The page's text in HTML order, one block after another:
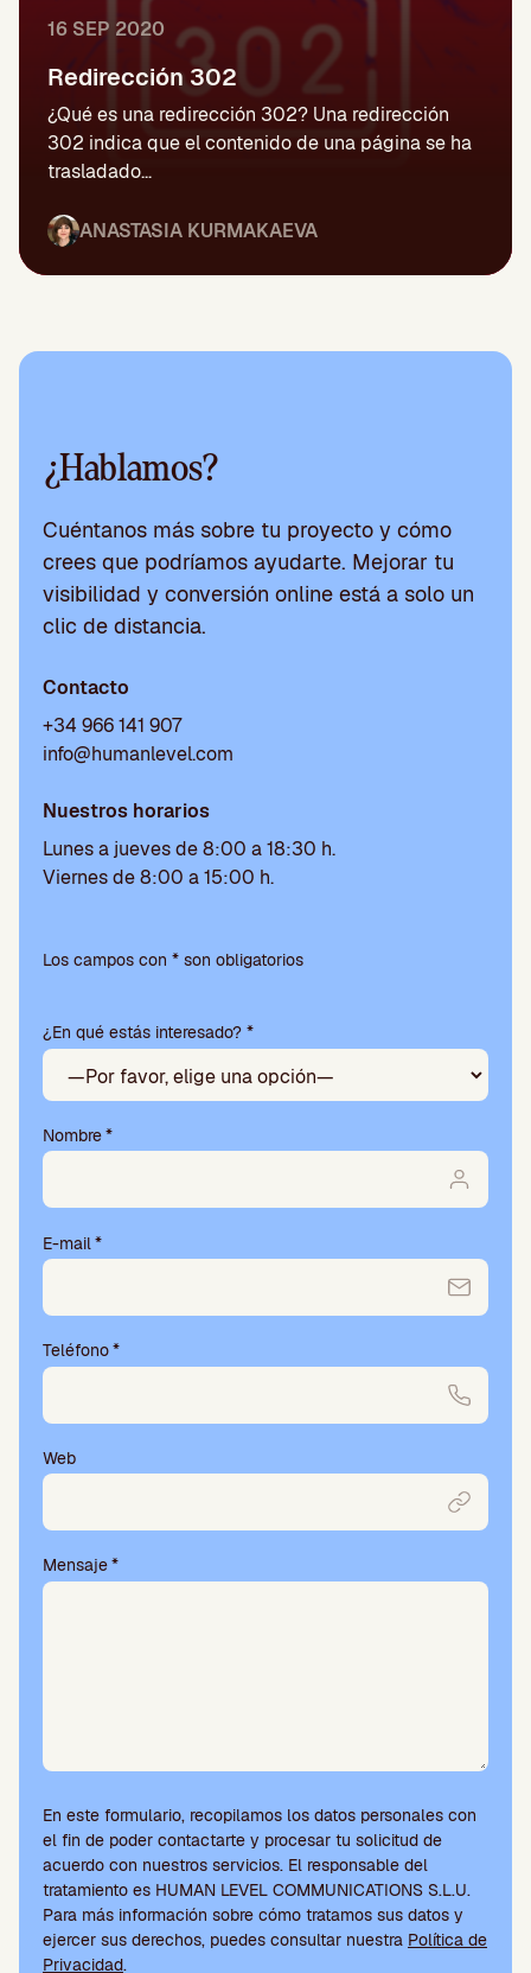
16 SEP 2020
Redirección 302
¿Qué es una redirección 302? Una redirección
302 indica que el contenido de una página se ha
trasladado...
ANASTASIA KURMAKAEVA
¿Hablamos?
Cuéntanos más sobre tu proyecto y cómo
crees que podríamos ayudarte. Mejorar tu
visibilidad y conversión online está a solo un
clic de distancia.
Contacto
+34 966 141 907
info@humanlevel.com
Nuestros horarios
Lunes a jueves de 8:00 a 18:30 h.
Viernes de 8:00 a 15:00 h.
favor,
campo
vacío.
Los campos con * son obligatorios
¿En qué estás interesado? *
Nombre*
E-mail *
Teléfono*
Web
Mensaje*
En este formulario, recopilamos los datos personales con
el fin de poder contactarte y procesar tu solicitud de
acuerdo con nuestros servicios. El responsable del
tratamiento es HUMAN LEVEL COMMUNICATIONS S.L.U.
Para más información sobre cómo tratamos sus datos y
ejercer sus derechos, puedes consultar nuestra Política de
Privacidad.